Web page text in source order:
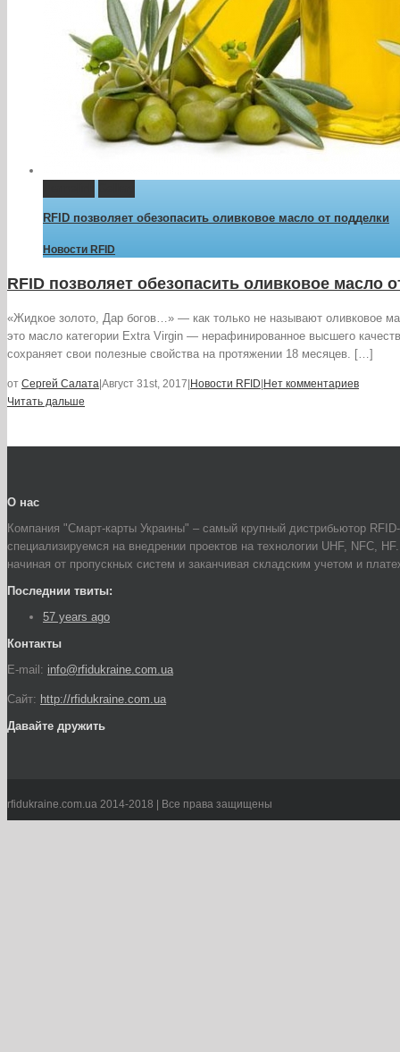
RFID позволяет обезопасить оливковое масло от подделки
Новости RFID
RFID позволяет обезопасить оливковое масло
«Жидкое золото, Дар богов…» — как только не называют оливковое
это масло категории Extra Virgin — нерафинированное высшего
сохраняет свои полезные свойства на протяжении 18 месяцев. […]
от Сергей Салата|Август 31st, 2017|Новости RFID|Нет комментариев
Читать дальше
О нас
Компания "Смарт-карты Украины" – самый крупный дистрибьютор
специализируемся на внедрении проектов на технологии UHF, NFC,
начиная от пропускных систем и заканчивая складским учетом и
Последнии твиты:
57 years ago
Контакты
E-mail: info@rfidukraine.com.ua
Сайт: http://rfidukraine.com.ua
Давайте дружить
rfidukraine.com.ua 2014-2018 | Все права защищены